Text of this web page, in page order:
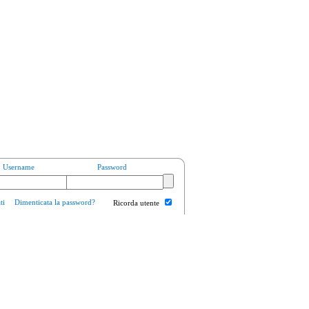
Username Password
Dimenticata la password? Ricorda utente